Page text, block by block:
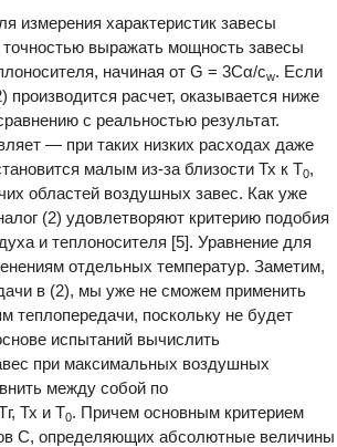
измерения характеристик завесы
выражать мощность завесы
начиная от G = 3Сα/сw. Если
расчет, оказывается ниже
с реальностью результат.
— при таких низких расходах даже
малым из-за близости Тх к Т0,
областей воздушных завес. Как уже
(2) удовлетворяют критерию подобия
и теплоносителя [5]. Уравнение для
отдельных температур. Заметим,
в (2), мы уже не сможем применить
теплопередачи, поскольку не будет
испытаний вычислить
при максимальных воздушных
между собой по
Тх и Т0. Причем основным критерием
С, определяющих абсолютные величины